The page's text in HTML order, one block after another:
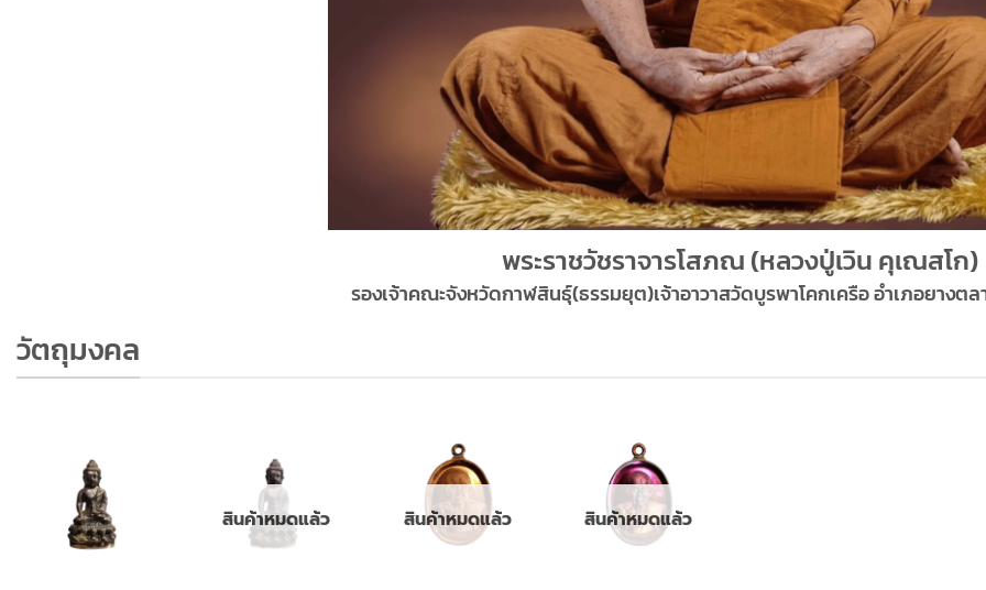
พระราชวัชราจารโสภณ(หลวงปู่เวิน คุเณสโก)
รองเจ้าคณะจังหวัดกาฬสินธุ์(ธรรมยุต)เจ้าอาวาสวัดบูรพาโคกเครือ อำเภอยางต
วัตถุมงคล
สินค้าหมดแล้ว สินค้าหมดแล้ว สินค้าหมดแล้ว